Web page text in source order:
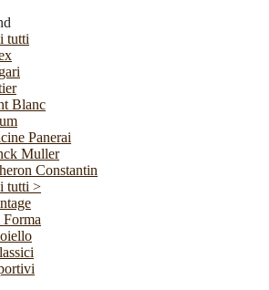
tutti
Blanc
Panerai
Muller
Constantin
tutti >